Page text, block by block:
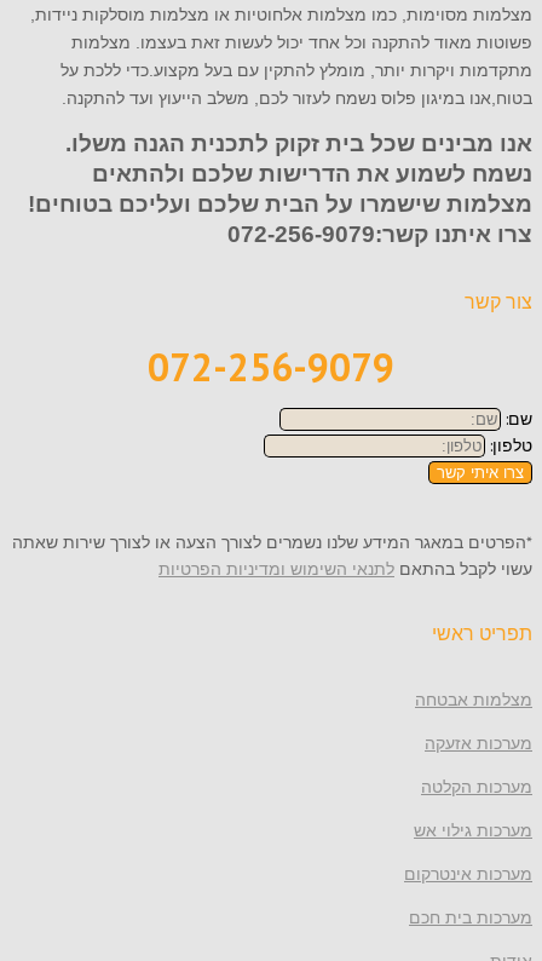
מצלמות מסוימות, כמו מצלמות אלחוטיות או מצלמות מוסלקות ניידות,
פשוטות מאוד להתקנה וכל אחד יכול לעשות זאת בעצמו. מצלמות
מתקדמות ויקרות יותר, מומלץ להתקין עם בעל מקצוע.כדי ללכת על
בטוח,אנו במיגון פלוס נשמח לעזור לכם, משלב הייעוץ ועד להתקנה.
אנו מבינים שכל בית זקוק לתכנית הגנה משלו.
נשמח לשמוע את הדרישות שלכם ולהתאים
מצלמות שישמרו על הבית שלכם ועליכם בטוחים!
צרו איתנו קשר:072-256-9079
צור קשר
072-256-9079
שם:
טלפון:
צרו איתי קשר
*הפרטים במאגר המידע שלנו נשמרים לצורך הצעה או לצורך שירות שאתה
עשוי לקבל בהתאם לתנאי השימוש ומדיניות הפרטיות
תפריט ראשי
מצלמות אבטחה
מערכות אזעקה
מערכות הקלטה
מערכות גילוי אש
מערכות אינטרקום
מערכות בית חכם